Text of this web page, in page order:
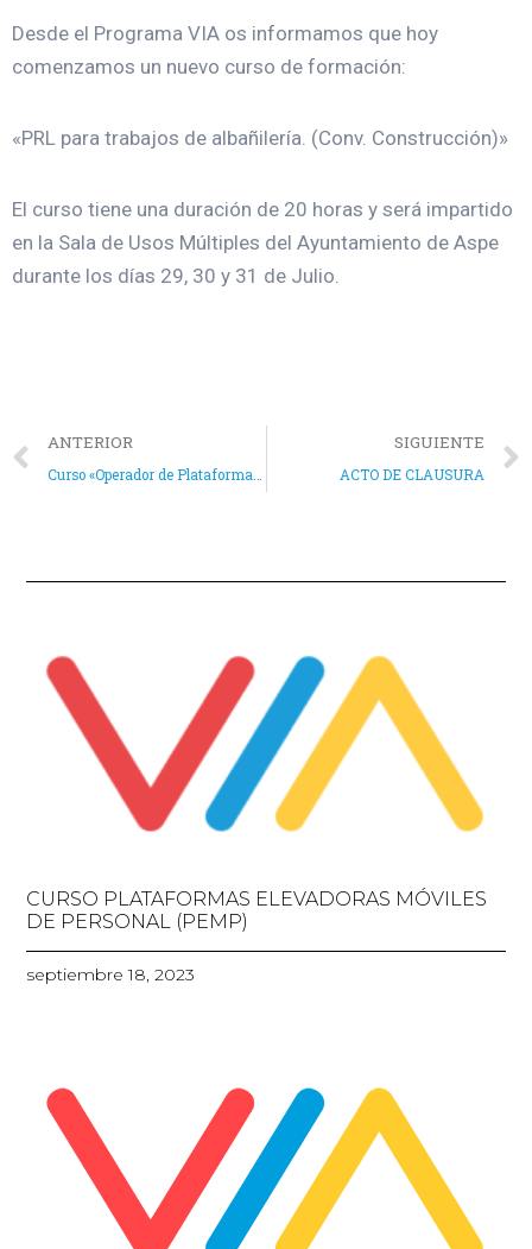
Desde el Programa VIA os informamos que hoy
comenzamos un nuevo curso de formación:
«PRL para trabajos de albañilería. (Conv. Construcción)»
El curso tiene una duración de 20 horas y será impartido
en la Sala de Usos Múltiples del Ayuntamiento de Aspe
durante los días 29, 30 y 31 de Julio.
ANTERIOR
Curso «Operador de Plataformas Elevadoras Móviles de Personal (PEMP). Categorías 3A y 3B»
SIGUIENTE
ACTO DE CLAUSURA
CURSO PLATAFORMAS ELEVADORAS MÓVILES
DE PERSONAL (PEMP)
septiembre 18, 2023